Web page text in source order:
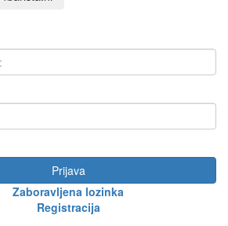
Prijava
Zaboravljena lozinka
Registracija